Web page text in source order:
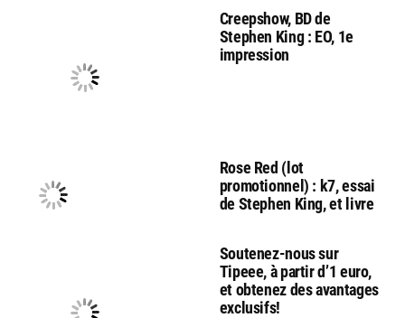
Creepshow, BD de
Stephen King : EO, 1e
impression
Rose Red (lot
promotionnel) : k7, essai
de Stephen King, et livre
Soutenez-nous sur
Tipeee, à partir d’1 euro,
et obtenez des avantages
exclusifs!